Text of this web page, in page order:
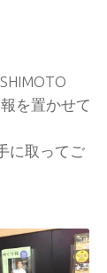
を置かせて
に取ってご